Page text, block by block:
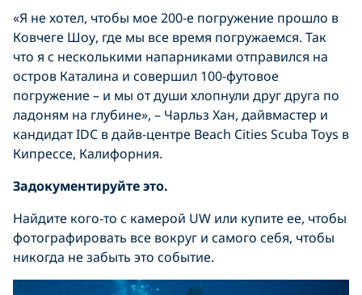
«Я не хотел, чтобы мое 200-е погружение прошло в
Ковчеге Шоу, где мы все время погружаемся. Так
что я с несколькими напарниками отправился на
остров Каталина и совершил 100-футовое
погружение – и мы от души хлопнули друг друга по
ладоням на глубине», – Чарльз Хан, дайвмастер и
кандидат IDC в дайв-центре Beach Cities Scuba Toys в
Кипрессе, Калифорния.
Задокументируйтеэто.
Найдите кого-то с камерой UW или купите ее, чтобы
фотографировать все вокруг и самого себя, чтобы
никогда не забыть это событие.